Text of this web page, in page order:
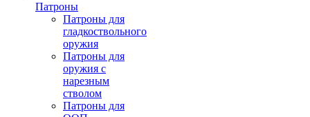
Патроны
Патроны для
гладкоствольного
оружия
Патроны для
оружия с
нарезным
стволом
Патроны для